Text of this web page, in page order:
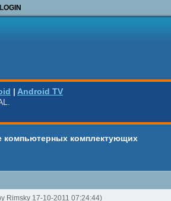
LOGIN
| Android TV
компьютерных комплектующих
Rimsky 17-10-2011 07:24:44)